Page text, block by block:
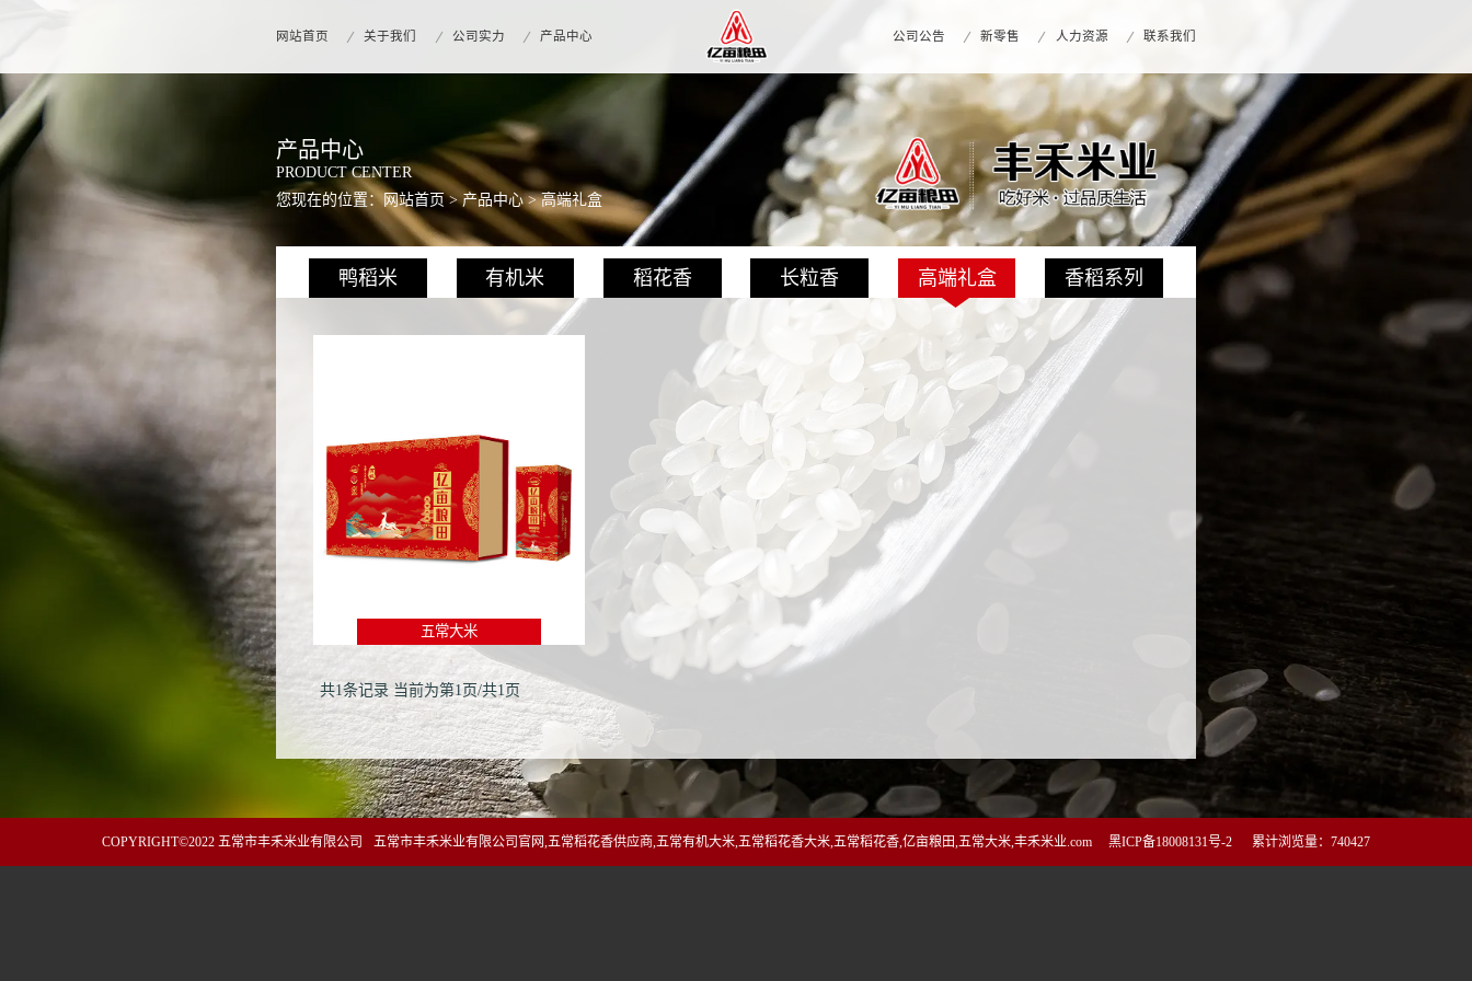
网站首页 关于我们 公司实力 产品中心 公司公告 新零售 人力资源 联系我们
产品中心
PRODUCT CENTER
您现在的位置：网站首页>产品中心> 高端礼盒
鸭稻米 有机米 稻花香 长粒香 高端礼盒 香稻系列
五常大米
共1条记录当前为第1页/共1页
COPYRIGHT©2022 五常市丰禾米业有限公司 五常市丰禾米业有限公司官网,五常稻花香供应商,五常有机大米,五常稻花香大米,五常稻花香,亿亩粮田,五常大米,丰禾米业.com 黑ICP备18008131号-2 累计浏览量：740427